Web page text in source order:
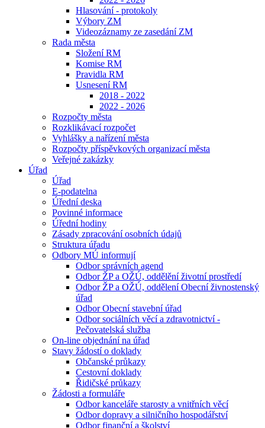
Hlasování - protokoly
Výbory ZM
Videozáznamy ze zasedání ZM
Rada města
Složení RM
Komise RM
Pravidla RM
Usnesení RM
2018 - 2022
2022 - 2026
Rozpočty města
Rozklikávací rozpočet
Vyhlášky a nařízení města
Rozpočty příspěvkových organizací města
Veřejné zakázky
Úřad
Úřad
E-podatelna
Úřední deska
Povinné informace
Úřední hodiny
Zásady zpracování osobních údajů
Struktura úřadu
Odbory MÚ informují
Odbor správních agend
Odbor ŽP a OŽÚ, oddělění životní prostředí
Odbor ŽP a OŽÚ, oddělení Obecní živnostenský
úřad
Odbor Obecní stavební úřad
Odbor sociálních věcí a zdravotnictví -
Pečovatelská služba
On-line objednání na úřad
Stavy žádostí o doklady
Občanské průkazy
Cestovní doklady
Řidičské průkazy
Žádosti a formuláře
Odbor kanceláře starosty a vnitřních věcí
Odbor dopravy a silničního hospodářství
Odbor finanční a školství